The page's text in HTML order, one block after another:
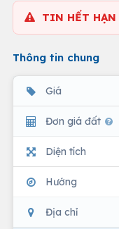
TIN HẾT HẠN
Thông tin chung
Giá
Đơn giá đất
Diện tích
Hướng
Địa chỉ